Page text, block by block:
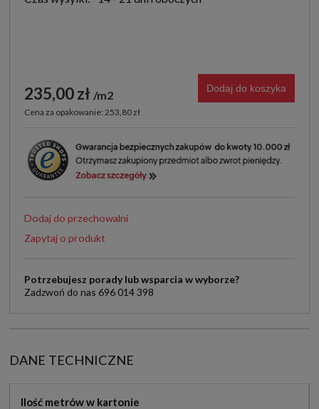
235,00 zł m2
Cena za opakowanie: 253,80 zł
Dodaj do koszyka
Dodaj do przechowalni
Zapytaj o produkt
Potrzebujesz porady lub wsparcia w wyborze?
Zadzwoń do nas 696 014 398
DANE TECHNICZNE
Ilość metrów w kartonie